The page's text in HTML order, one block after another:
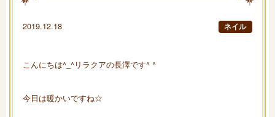
2019.12.18 ネイル
こんにちは^_^リラクアの長澤です^ ^
今日は暖かいですね☆